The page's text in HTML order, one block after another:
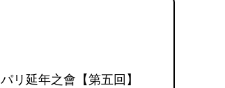
パリ延年之會【第五回】